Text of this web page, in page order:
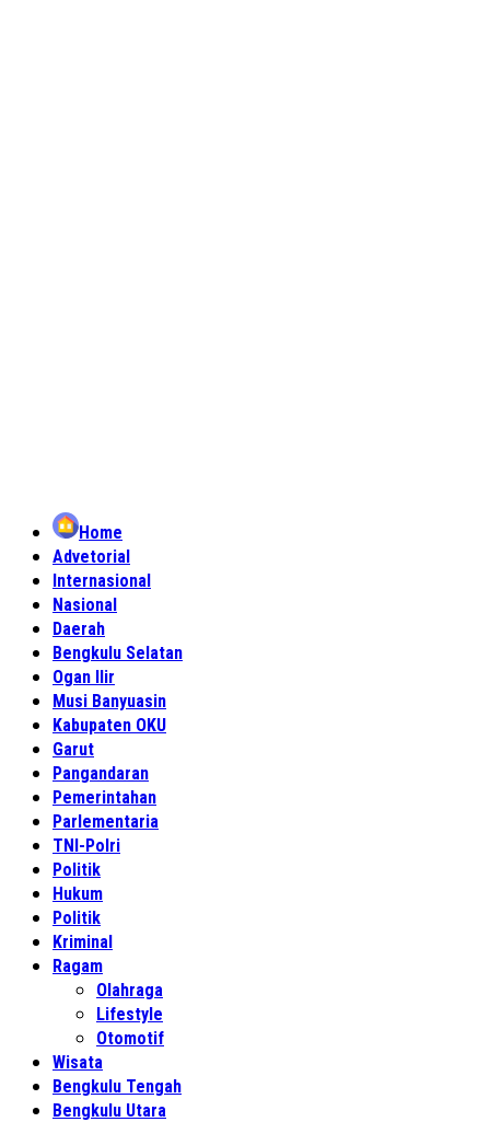
Home
Advetorial
Internasional
Nasional
Daerah
Bengkulu Selatan
Ogan Ilir
Musi Banyuasin
Kabupaten OKU
Garut
Pangandaran
Pemerintahan
Parlementaria
TNI-Polri
Politik
Hukum
Politik
Kriminal
Ragam
Olahraga
Lifestyle
Otomotif
Wisata
Bengkulu Tengah
Bengkulu Utara